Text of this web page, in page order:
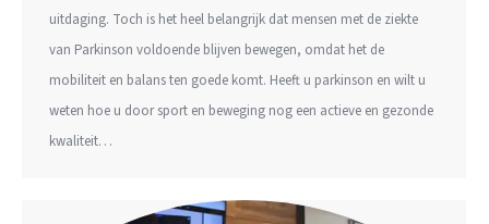
uitdaging. Toch is het heel belangrijk dat mensen met de ziekte
van Parkinson voldoende blijven bewegen, omdat het de
mobiliteit en balans ten goede komt. Heeft u parkinson en wilt u
weten hoe u door sport en beweging nog een actieve en gezonde
kwaliteit…